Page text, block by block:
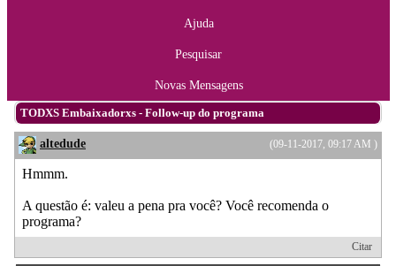
Ajuda
Pesquisar
Novas Mensagens
TODXS Embaixadorxs - Follow-up do programa
(09-11-2017, 09:17 AM )
altedude
Hmmm.
A questão é: valeu a pena pra você? Você recomenda o
programa?
Citar